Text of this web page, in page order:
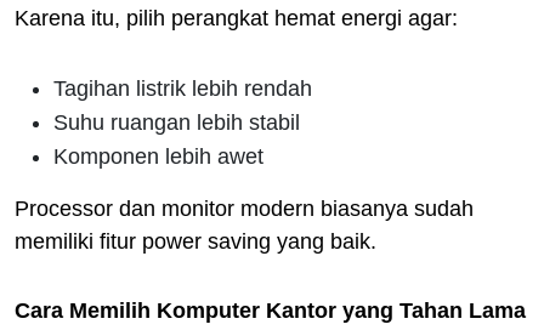
Karena itu, pilih perangkat hemat energi agar:
Tagihan listrik lebih rendah
Suhu ruangan lebih stabil
Komponen lebih awet
Processor dan monitor modern biasanya sudah
memiliki fitur power saving yang baik.
Cara Memilih Komputer Kantor yang Tahan Lama